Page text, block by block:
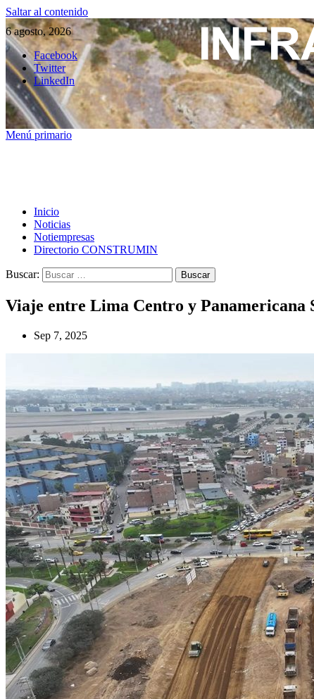
Saltar al contenido
6 agosto, 2026
Facebook
Twitter
LinkedIn
Menú primario
Inicio
Noticias
Notiempresas
Directorio CONSTRUMIN
Buscar:
Viaje entre Lima Centro y Panamericana
Sep 7, 2025